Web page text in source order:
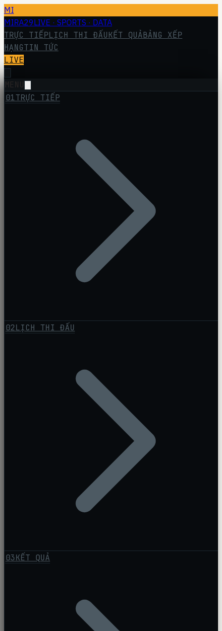
MI
MIRA29LIVE · SPORTS · DATA
TRỰC TIẾPLỊCH THI ĐẤUKẾT QUẢBẢNG XẾP
HẠNGTIN TỨC
LIVE
MENU
01TRỰC TIẾP
02LỊCH THI ĐẤU
03KẾT QUẢ